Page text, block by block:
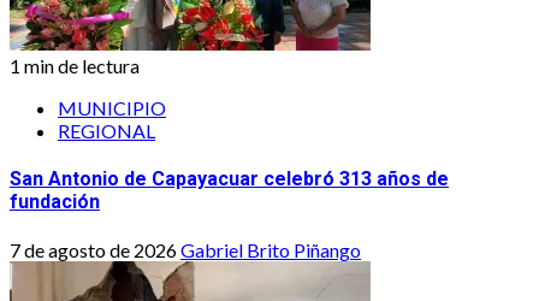
1 min de lectura
MUNICIPIO
REGIONAL
San Antonio de Capayacuar celebró 313 años de
fundación
7 de agosto de 2026Gabriel Brito Piñango